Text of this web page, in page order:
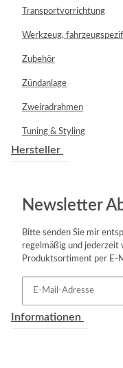
Transportvorrichtung
Werkzeug,
Zubehör
Zündanlage
Zweiradrahmen
Tuning & Styling
Hersteller
Newsletter
Bitte senden Sie mir
regelmäßig und
Produktsortiment per E-
Informationen